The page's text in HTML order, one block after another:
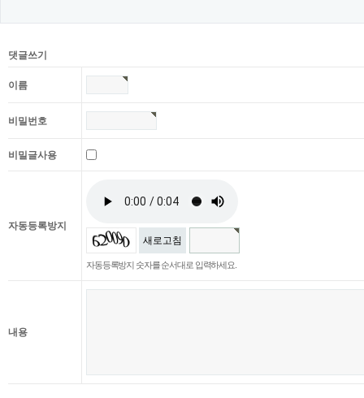
댓글쓰기
이름
비밀번호
비밀글사용
자동등록방지
새로고침
자동등록방지 숫자를 순서대로 입력하세요.
내용